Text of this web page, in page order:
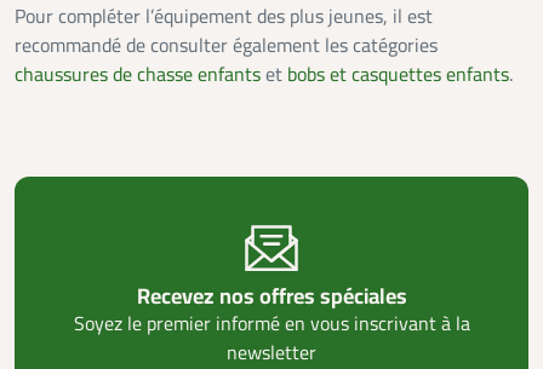
Pour compléter l’équipement des plus jeunes, il est
recommandé de consulter également les catégories
chaussures de chasse enfantset bobs et casquettes enfants.
Recevez nos offres spéciales
Soyez le premier informé en vous inscrivant à la
newsletter